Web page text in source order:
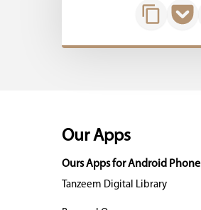
Our Apps
Ours Apps for Android Phone
Tanzeem Digital Library